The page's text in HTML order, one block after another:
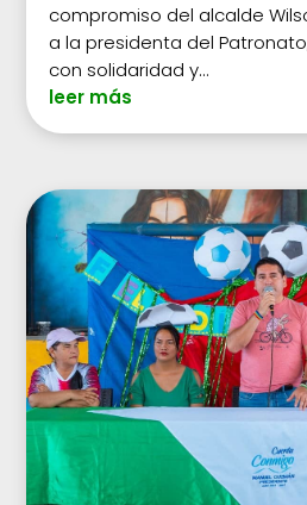
compromiso del alcalde
a la presidenta del
con solidaridad y...
leer más